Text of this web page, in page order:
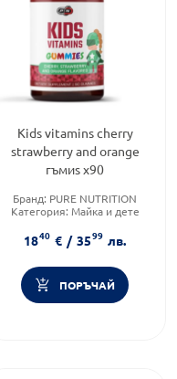
Kids vitamins cherry
strawberry and orange
гъмиs х90
Бранд: PURE NUTRITION
Категория: Майка и дете
желирани таблетки
1840 € / 3599 лв.
ПОРЪЧАЙ